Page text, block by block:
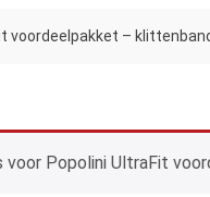
voordeelpakket –
Popolini UltraFit